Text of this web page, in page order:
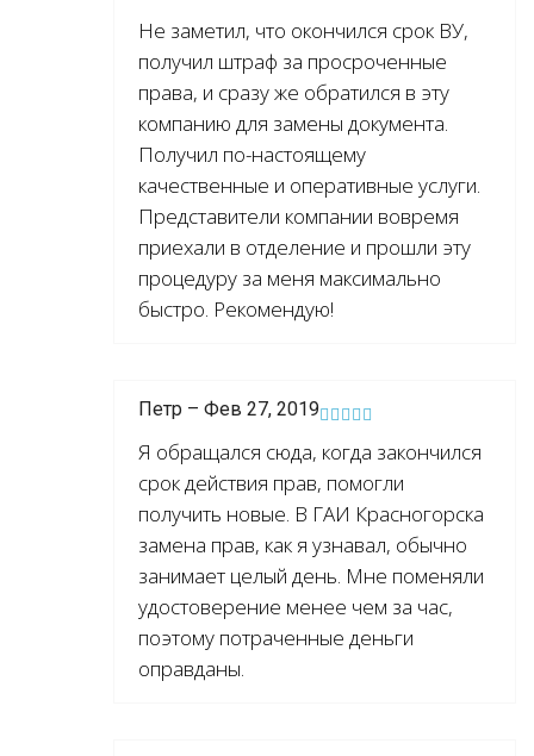
Не заметил, что окончился срок ВУ,
получил штраф за просроченные
права, и сразу же обратился в эту
компанию для замены документа.
Получил по-настоящему
качественные и оперативные услуги.
Представители компании вовремя
приехали в отделение и прошли эту
процедуру за меня максимально
быстро. Рекомендую!
Петр – Фев 27, 2019
Я обращался сюда, когда закончился
срок действия прав, помогли
получить новые. В ГАИ Красногорска
замена прав, как я узнавал, обычно
занимает целый день. Мне поменяли
удостоверение менее чем за час,
поэтому потраченные деньги
оправданы.